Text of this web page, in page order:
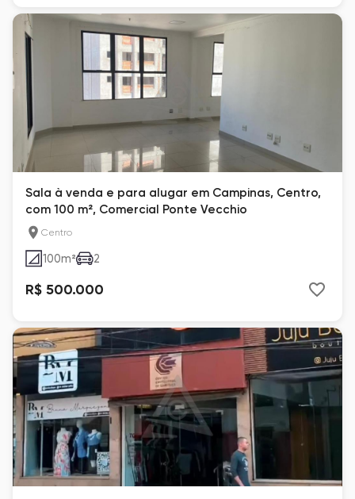
Sala à venda e para alugar em Campinas, Centro,
com 100 m², Comercial Ponte Vecchio
Centro
100m² 2
R$ 500.000